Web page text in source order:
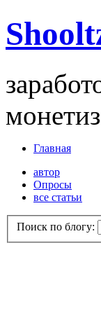
Главная
автор
Опросы
все статьи
Поиск по блогу: